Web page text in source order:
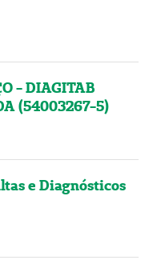
- DIAGITAB
(54003267-5)
e Diagnósticos